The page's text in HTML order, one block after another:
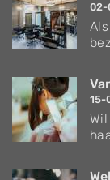
02-
15-